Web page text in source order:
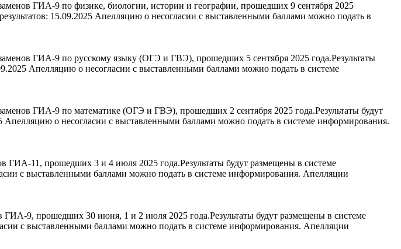
ГИА-9 по физике, биологии, истории и географии, прошедших 9 сентября 2025
15.09.2025 Апелляцию о несогласии с выставленными баллами можно подать в
ГИА-9 по русскому языку (ОГЭ и ГВЭ), прошедших 5 сентября 2025 года.Результаты
Апелляцию о несогласии с выставленными баллами можно подать в системе
ГИА-9 по математике (ОГЭ и ГВЭ), прошедших 2 сентября 2025 года.Результаты будут
о несогласии с выставленными баллами можно подать в системе информирования.
ГИА-11, прошедших 3 и 4 июля 2025 года.Результаты будут размещены в системе
с выставленными баллами можно подать в системе информирования. Апелляции
9, прошедших 30 июня, 1 и 2 июля 2025 года.Результаты будут размещены в системе
с выставленными баллами можно подать в системе информирования. Апелляции